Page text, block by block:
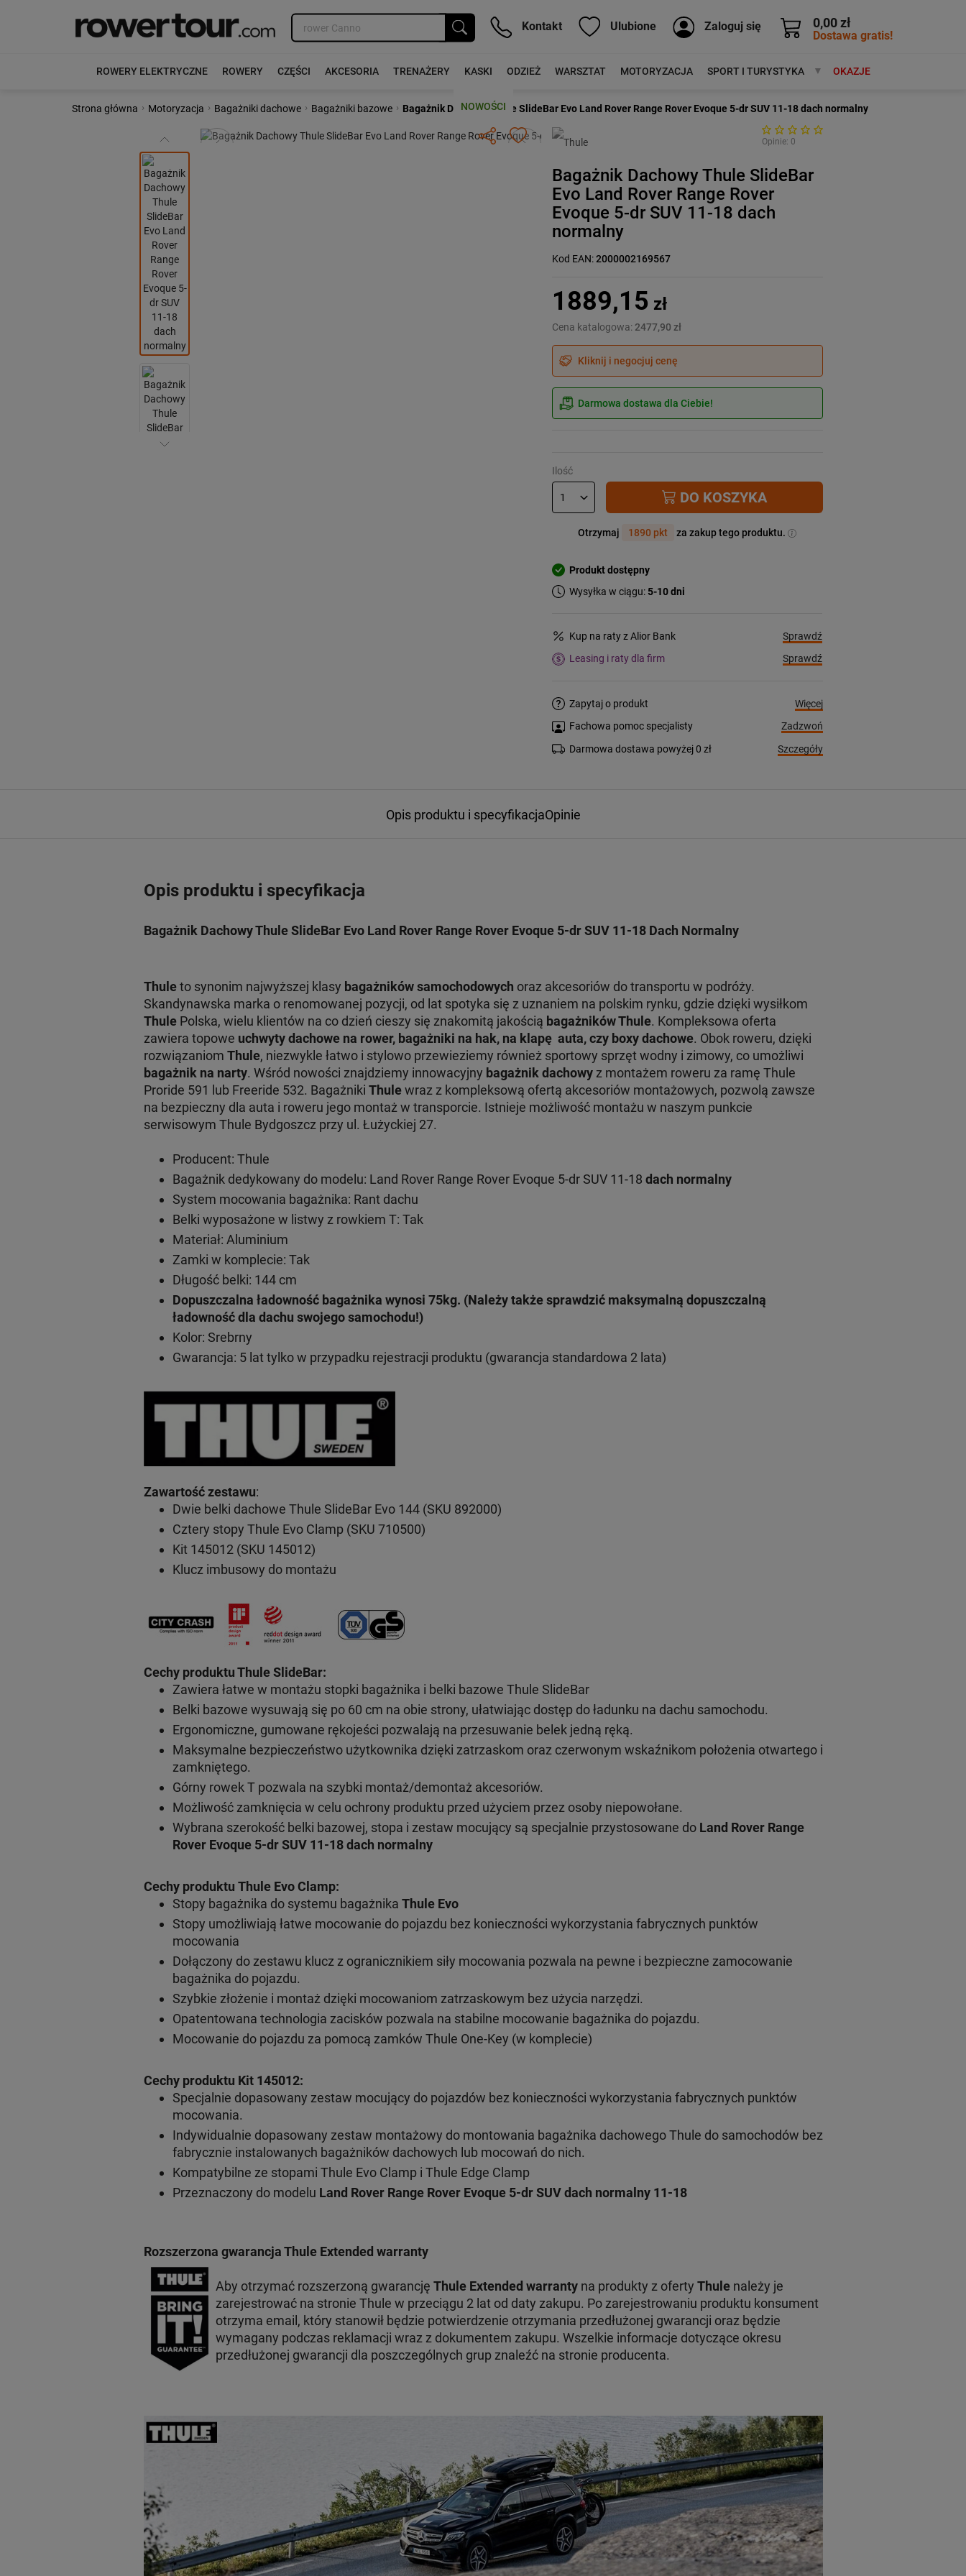
0,00 zł
Dostawa gratis!
Kontakt Ulubione Zaloguj się
ROWERY ELEKTRYCZNE ROWERY CZĘŚCI AKCESORIA TRENAŻERY KASKI ODZIEŻ WARSZTAT MOTORYZACJA SPORT I TURYSTYKA MARKIOKAZJE
NOWOŚCI
Strona główna › Motoryzacja › Bagażniki dachowe › Bagażniki bazowe › Bagażnik Dachowy Thule SlideBar Evo Land Rover Range Rover Evoque 5-dr SUV 11-18 dach normalny
Poprzedni Następny Opinie: 0
Bagażnik Dachowy Thule SlideBar
Evo Land Rover Range Rover
Evoque 5-dr SUV 11-18 dach
normalny
Kod EAN:2000002169567
1889,15 zł
Cena katalogowa:2477,90 zł
Kliknij i negocjuj cenę
Darmowa dostawa dla Ciebie!
Ilość
DO KOSZYKA
Otrzymaj 1890 pkt za zakup tego produktu.
Produkt dostępny
Wysyłka w ciągu:5-10 dni
Kup na raty z Alior Bank
Sprawdź
Leasing i raty dla firm
Sprawdź
Zapytaj o produkt
Więcej
Fachowa pomoc specjalisty
Zadzwoń
Darmowa dostawa powyżej 0 zł
Szczegóły
Opis produktu i specyfikacjaOpinie
Opis produktu i specyfikacja
Bagażnik Dachowy Thule SlideBar Evo Land Rover Range Rover Evoque 5-dr SUV 11-18 Dach Normalny
Thuleto synonim najwyższej klasy bagażników samochodowych oraz akcesoriów do transportu w podróży.
Skandynawska marka o renomowanej pozycji, od lat spotyka się z uznaniem na polskim rynku, gdzie dzięki wysiłkom
ThulePolska, wielu klientów na co dzień cieszy się znakomitą jakością bagażników Thule. Kompleksowa oferta
zawiera topowe uchwyty dachowe na rower, bagażniki na hak, na klapę auta, czy boxy dachowe. Obok roweru, dzięki
rozwiązaniom Thule, niezwykle łatwo i stylowo przewieziemy również sportowy sprzęt wodny i zimowy, co umożliwi
bagażnik na narty. Wśród nowości znajdziemy innowacyjny bagażnik dachowyz montażem roweru za ramę Thule
Proride 591 lub Freeride 532. Bagażniki Thulewraz z kompleksową ofertą akcesoriów montażowych, pozwolą zawsze
na bezpieczny dla auta i roweru jego montaż w transporcie. Istnieje możliwość montażu w naszym punkcie
serwisowym Thule Bydgoszcz przy ul. Łużyckiej 27.
Producent: Thule
Bagażnik dedykowany do modelu: Land Rover Range Rover Evoque 5-dr SUV 11-18 dach normalny
System mocowania bagażnika: Rant dachu
Belki wyposażone w listwy z rowkiem T: Tak
Materiał: Aluminium
Zamki w komplecie: Tak
Długość belki: 144 cm
Dopuszczalna ładowność bagażnika wynosi 75kg. (Należy także sprawdzić maksymalną dopuszczalną
ładowność dla dachu swojego samochodu!)
Kolor: Srebrny
Gwarancja: 5 lat tylko w przypadku rejestracji produktu (gwarancja standardowa 2 lata)
Zawartość zestawu:
Dwie belki dachowe Thule SlideBar Evo 144 (SKU 892000)
Cztery stopy Thule Evo Clamp (SKU 710500)
Kit 145012 (SKU 145012)
Klucz imbusowy do montażu
Cechy produktu Thule SlideBar:
Zawiera łatwe w montażu stopki bagażnika i belki bazowe Thule SlideBar
Belki bazowe wysuwają się po 60 cm na obie strony, ułatwiając dostęp do ładunku na dachu samochodu.
Ergonomiczne, gumowane rękojeści pozwalają na przesuwanie belek jedną ręką.
Maksymalne bezpieczeństwo użytkownika dzięki zatrzaskom oraz czerwonym wskaźnikom położenia otwartego i
zamkniętego.
Górny rowek T pozwala na szybki montaż/demontaż akcesoriów.
Możliwość zamknięcia w celu ochrony produktu przed użyciem przez osoby niepowołane.
Wybrana szerokość belki bazowej, stopa i zestaw mocujący są specjalnie przystosowane doLand Rover Range
Rover Evoque 5-dr SUV 11-18 dach normalny
Cechy produktu Thule Evo Clamp:
Stopy bagażnika do systemu bagażnika Thule Evo
Stopy umożliwiają łatwe mocowanie do pojazdu bez konieczności wykorzystania fabrycznych punktów
mocowania
Dołączony do zestawu klucz z ogranicznikiem siły mocowania pozwala na pewne i bezpieczne zamocowanie
bagażnika do pojazdu.
Szybkie złożenie i montaż dzięki mocowaniom zatrzaskowym bez użycia narzędzi.
Opatentowana technologia zacisków pozwala na stabilne mocowanie bagażnika do pojazdu.
Mocowanie do pojazdu za pomocą zamków Thule One-Key (w komplecie)
Cechy produktu Kit 145012:
Specjalnie dopasowany zestaw mocujący do pojazdów bez konieczności wykorzystania fabrycznych punktów
mocowania.
Indywidualnie dopasowany zestaw montażowy do montowania bagażnika dachowego Thule do samochodów bez
fabrycznie instalowanych bagażników dachowych lub mocowań do nich.
Kompatybilne ze stopami Thule Evo Clamp i Thule Edge Clamp
Przeznaczony do modelu Land Rover Range Rover Evoque 5-dr SUV dach normalny 11-18
Rozszerzona gwarancja Thule Extended warranty
Aby otrzymać rozszerzoną gwarancję Thule Extended warrantyna produkty z oferty Thulenależy je
zarejestrować na stronie Thule w przeciągu 2 lat od daty zakupu. Po zarejestrowaniu produktu konsument
otrzyma email, który stanowił będzie potwierdzenie otrzymania przedłużonej gwarancji oraz będzie
wymagany podczas reklamacji wraz z dokumentem zakupu. Wszelkie informacje dotyczące okresu
przedłużonej gwarancji dla poszczególnych grup znaleźć na stronie producenta.